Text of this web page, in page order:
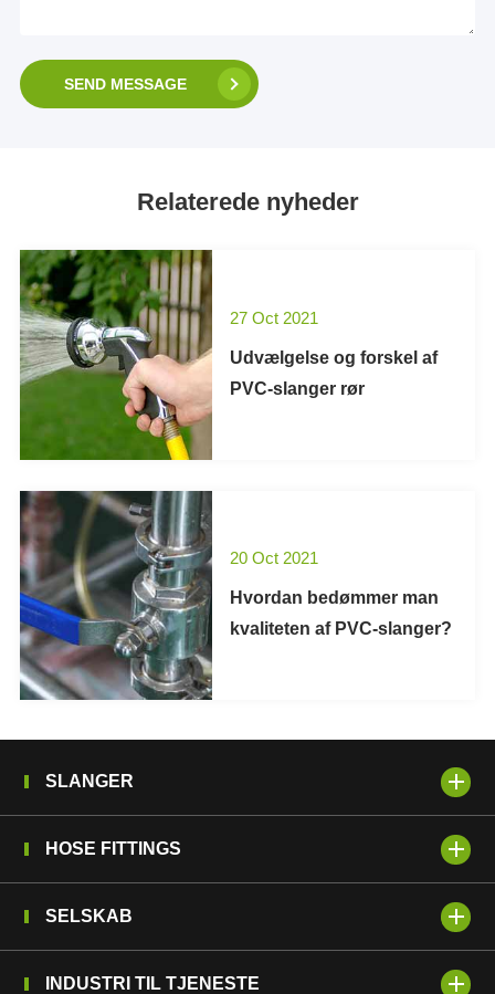
SEND MESSAGE
Relaterede nyheder
27 Oct 2021
Udvælgelse og forskel af
PVC-slanger rør
20 Oct 2021
Hvordan bedømmer man
kvaliteten af PVC-slanger?
SLANGER
HOSE FITTINGS
SELSKAB
INDUSTRI TIL TJENESTE